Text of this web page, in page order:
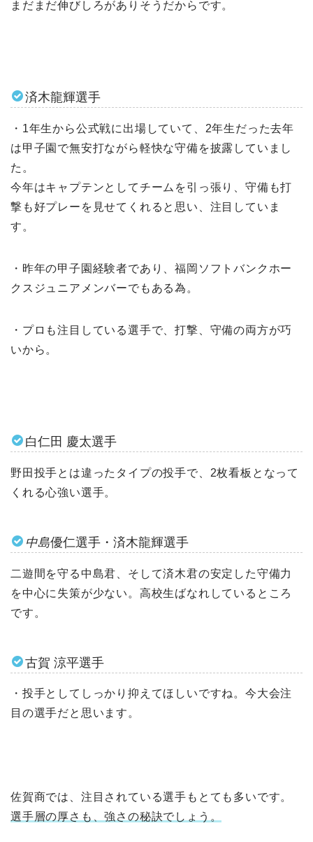
まだまだ伸びしろがありそうだからです。
済木龍輝選手
・1年生から公式戦に出場していて、2年生だった去年
は甲子園で無安打ながら軽快な守備を披露していまし
た。
今年はキャプテンとしてチームを引っ張り、守備も打
撃も好プレーを見せてくれると思い、注目していま
す。
・昨年の甲子園経験者であり、福岡ソフトバンクホー
クスジュニアメンバーでもある為。
・プロも注目している選手で、打撃、守備の両方が巧
いから。
白仁田 慶太選手
野田投手とは違ったタイプの投手で、2枚看板となって
くれる心強い選手。
中島優仁選手・済木龍輝選手
二遊間を守る中島君、そして済木君の安定した守備力
を中心に失策が少ない。高校生ばなれしているところ
です。
古賀 涼平選手
・投手としてしっかり抑えてほしいですね。今大会注
目の選手だと思います。
佐賀商では、注目されている選手もとても多いです。
選手層の厚さも、強さの秘訣でしょう。